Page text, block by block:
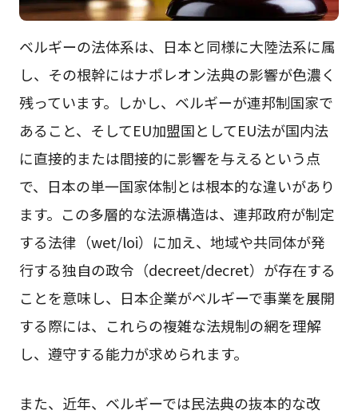
ベルギーの法体系は、日本と同様に大陸法系に属
し、その根幹にはナポレオン法典の影響が色濃く
残っています。しかし、ベルギーが連邦制国家で
あること、そしてEU加盟国としてEU法が国内法
に直接的または間接的に影響を与えるという点
で、日本の単一国家体制とは根本的な違いがあり
ます。この多層的な法源構造は、連邦政府が制定
する法律（wet/loi）に加え、地域や共同体が発
行する独自の政令（decreet/decret）が存在する
ことを意味し、日本企業がベルギーで事業を展開
する際には、これらの複雑な法規制の網を理解
し、遵守する能力が求められます。
また、近年、ベルギーでは民法典の抜本的な改